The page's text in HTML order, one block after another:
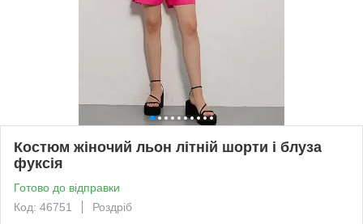
Костюм жіночий льон літній шорти і блуза
фуксія
Готово до відправки
Код: 46751
Роздріб